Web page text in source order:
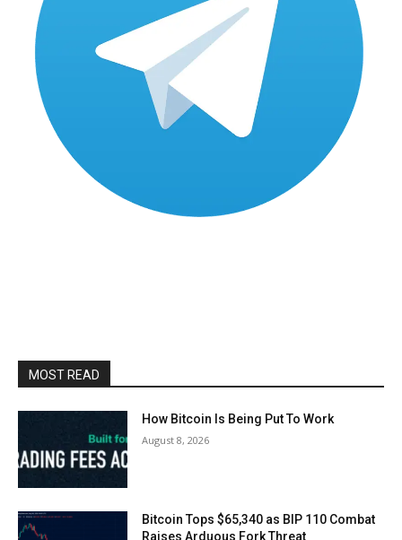
MOST READ
How Bitcoin Is Being Put To Work
August 8, 2026
Bitcoin Tops $65,340 as BIP 110 Combat
Raises Arduous Fork Threat